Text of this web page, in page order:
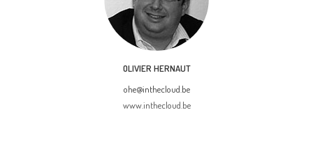
OLIVIER HERNAUT
ohe@inthecloud.be
www.inthecloud.be